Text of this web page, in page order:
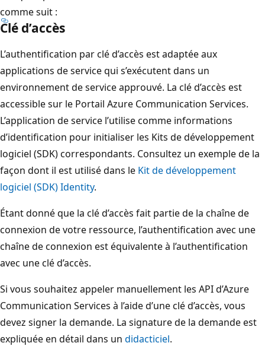
comme suit :
Clé d’accès
L’authentification par clé d’accès est adaptée aux
applications de service qui s’exécutent dans un
environnement de service approuvé. La clé d’accès est
accessible sur le Portail Azure Communication Services.
L’application de service l’utilise comme informations
d’identification pour initialiser les Kits de développement
logiciel (SDK) correspondants. Consultez un exemple de la
façon dont il est utilisé dans le Kit de développement
logiciel (SDK) Identity.
Étant donné que la clé d’accès fait partie de la chaîne de
connexion de votre ressource, l’authentification avec une
chaîne de connexion est équivalente à l’authentification
avec une clé d’accès.
Si vous souhaitez appeler manuellement les API d’Azure
Communication Services à l’aide d’une clé d’accès, vous
devez signer la demande. La signature de la demande est
expliquée en détail dans un didacticiel.